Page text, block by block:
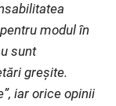
modul în
sunt
greșite.
iar orice opinii